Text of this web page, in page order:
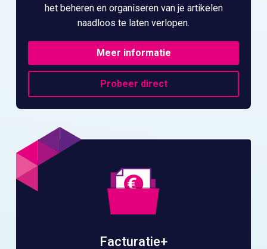
het beheren en organiseren van je artikelen
naadloos te laten verlopen.
Meer informatie
Probeer direct
Facturatie+